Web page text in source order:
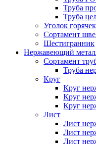
Труба
Труба
Уголок
Сортамент
Шестигранник
Нержавеющий
Сортамент
Труба
Круг
Круг
Круг
Круг
Лист
Лист
Лист
Лист